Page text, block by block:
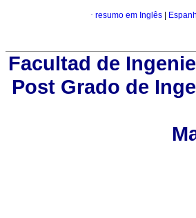
· resumo em Inglês
Facultad de
Post Grado de